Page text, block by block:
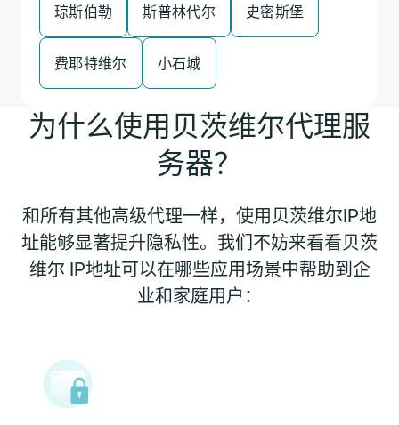
琼斯伯勒 斯普林代尔 史密斯堡
费耶特维尔 小石城
为什么使用贝茨维尔代理服
务器？
和所有其他高级代理一样，使用贝茨维尔IP地
址能够显著提升隐私性。我们不妨来看看贝茨
维尔 IP地址可以在哪些应用场景中帮助到企
业和家庭用户：